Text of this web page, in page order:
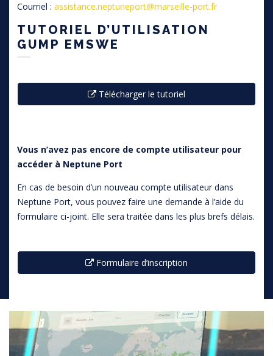
Courriel : assistance.neptuneport@marseille-port.fr
TUTORIEL D’UTILISATION
GUMP EMSWE
Télécharger le tutoriel
Vous n’avez pas encore de compte utilisateur pour
accéder à Neptune Port
En cas de besoin d’un nouveau compte utilisateur dans
Neptune Port, vous pouvez faire une demande à l’aide du
formulaire ci-joint. Elle sera traitée dans les plus brefs délais.
Formulaire d’inscription